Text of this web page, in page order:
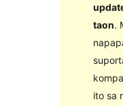
taon.
ito sa